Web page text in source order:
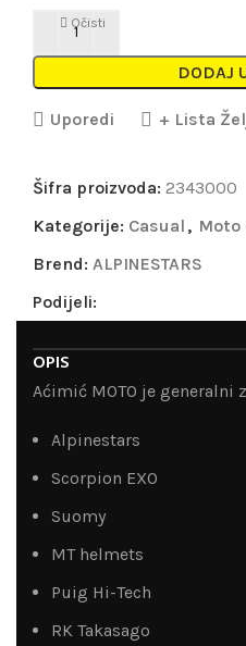
Očisti
DODAJ
Uporedi + Lista
Šifra proizvoda: 2343000
Kategorije: Casual , Moto
Brend: ALPINESTARS
Podijeli:
OPIS
Aćimić MOTO je generalni
Alpinestars
Scorpion EXO
Suomy
MT helmets
Puig Hi-Tech
RK Takasago